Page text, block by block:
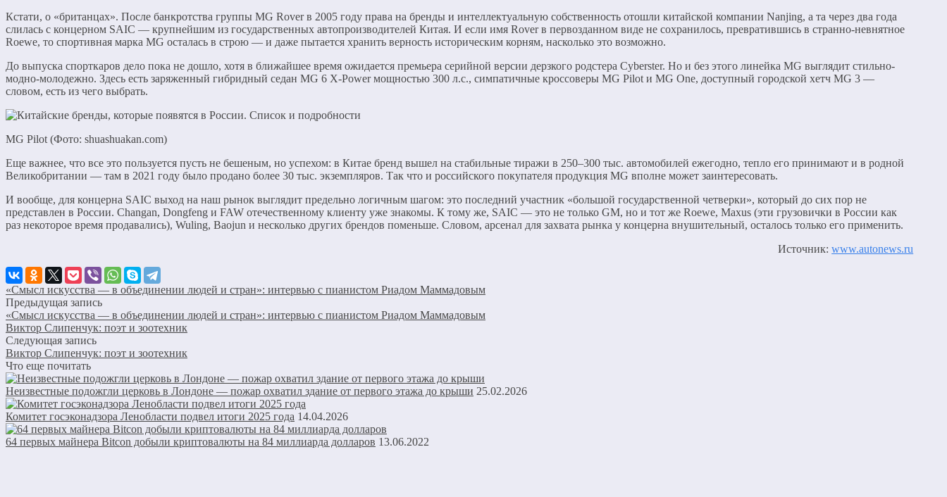
Кстати, о «британцах». После банкротства группы MG Rover в 2005 году права на бренды и интеллектуальную собственность отошли китайской компании Nanjing, а та через два года
слилась с концерном SAIC — крупнейшим из государственных автопроизводителей Китая. И если имя Rover в первозданном виде не сохранилось, превратившись в странно-невнятное
Roewe, то спортивная марка MG осталась в строю — и даже пытается хранить верность историческим корням, насколько это возможно.
До выпуска спорткаров дело пока не дошло, хотя в ближайшее время ожидается премьера серийной версии дерзкого родстера Cyberster. Но и без этого линейка MG выглядит стильно-
модно-молодежно. Здесь есть заряженный гибридный седан MG 6 X-Power мощностью 300 л.с., симпатичные кроссоверы MG Pilot и MG One, доступный городской хетч MG 3 —
словом, есть из чего выбрать.
MG Pilot (Фото: shuashuakan.com)
Еще важнее, что все это пользуется пусть не бешеным, но успехом: в Китае бренд вышел на стабильные тиражи в 250–300 тыс. автомобилей ежегодно, тепло его принимают и в родной
Великобритании — там в 2021 году было продано более 30 тыс. экземпляров. Так что и российского покупателя продукция MG вполне может заинтересовать.
И вообще, для концерна SAIC выход на наш рынок выглядит предельно логичным шагом: это последний участник «большой государственной четверки», который до сих пор не
представлен в России. Changan, Dongfeng и FAW отечественному клиенту уже знакомы. К тому же, SAIC — это не только GM, но и тот же Roewe, Maxus (эти грузовички в России как
раз некоторое время продавались), Wuling, Baojun и несколько других брендов поменьше. Словом, арсенал для захвата рынка у концерна внушительный, осталось только его применить.
Источник:www.autonews.ru
«Смысл искусства — в объединении людей и стран»: интервью с пианистом Риадом Маммадовым
Предыдущая запись
«Смысл искусства — в объединении людей и стран»: интервью с пианистом Риадом Маммадовым
Виктор Слипенчук: поэт и зоотехник
Следующая запись
Виктор Слипенчук: поэт и зоотехник
Что еще почитать
Неизвестные подожгли церковь в Лондоне — пожар охватил здание от первого этажа до крыши 25.02.2026
Комитет госэконадзора Ленобласти подвел итоги 2025 года 14.04.2026
64 первых майнера Bitcon добыли криптовалюты на 84 миллиарда долларов 13.06.2022